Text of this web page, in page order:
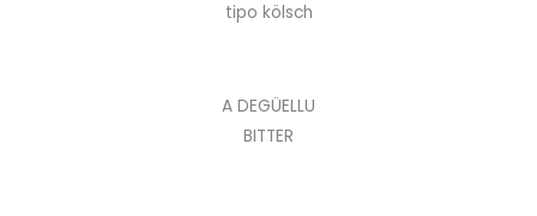
tipo kölsch
A DEGÜELLU
BITTER